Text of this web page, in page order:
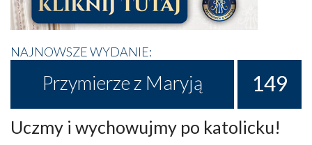
NAJNOWSZE WYDANIE:
Przymierze z Maryją 149
Uczmy i wychowujmy po katolicku!